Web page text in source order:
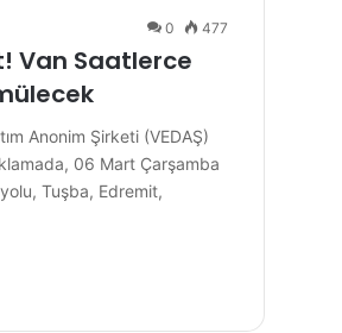
0 477
Van Saatlerce
Anonim Şirketi (VEDAŞ)
06 Mart Çarşamba
Tuşba, Edremit,